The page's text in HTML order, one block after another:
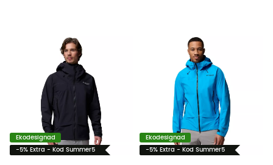
Ekodesignad
-5% Extra - Kod Summer5
Ekodesignad
-5% Extra - Kod Summer5